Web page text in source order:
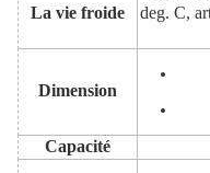
La vie froide
deg. C,
Dimension
Capacité